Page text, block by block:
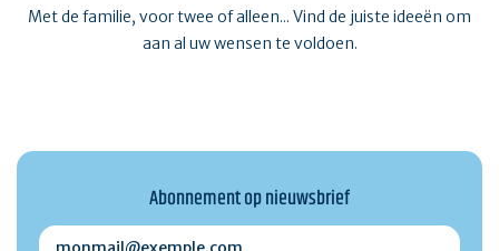
Met de familie, voor twee of alleen... Vind de juiste ideeën om
aan al uw wensen te voldoen.
Abonnement op nieuwsbrief
monmail@exemple.com